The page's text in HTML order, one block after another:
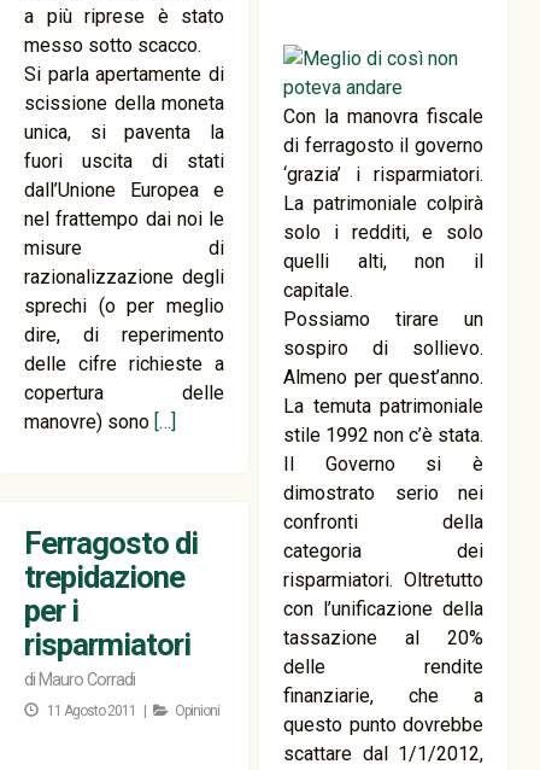
a più riprese è stato
messo sotto scacco.
Si parla apertamente di
scissione della moneta
unica, si paventa la
fuori uscita di stati
dall’Unione Europea e
nel frattempo dai noi le
misure di
razionalizzazione degli
sprechi (o per meglio
dire, di reperimento
delle cifre richieste a
copertura delle
manovre) sono […]
Con la manovra fiscale
di ferragosto il governo
‘grazia’ i risparmiatori.
La patrimoniale colpirà
solo i redditi, e solo
quelli alti, non il
capitale.
Possiamo tirare un
sospiro di sollievo.
Almeno per quest’anno.
La temuta patrimoniale
stile 1992 non c’è stata.
Il Governo si è
dimostrato serio nei
confronti della
categoria dei
risparmiatori. Oltretutto
con l’unificazione della
tassazione al 20%
delle rendite
finanziarie, che a
questo punto dovrebbe
scattare dal 1/1/2012,
Ferragosto di
trepidazione
per i
risparmiatori
di Mauro Corradi
11 Agosto 2011 | Opinioni